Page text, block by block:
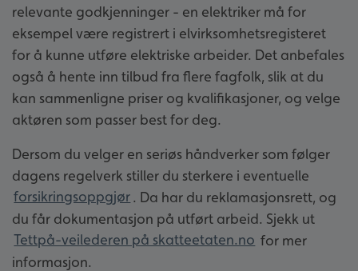
relevante godkjenninger - en elektriker må for
eksempel være registrert i elvirksomhetsregisteret
for å kunne utføre elektriske arbeider. Det anbefales
også å hente inn tilbud fra flere fagfolk, slik at du
kan sammenligne priser og kvalifikasjoner, og velge
aktøren som passer best for deg.
Dersom du velger en seriøs håndverker som følger
dagens regelverk stiller du sterkere i eventuelle
forsikringsoppgjør. Da har du reklamasjonsrett, og
du får dokumentasjon på utført arbeid. Sjekk ut
Tettpå-veilederen på skatteetaten.no for mer
informasjon.